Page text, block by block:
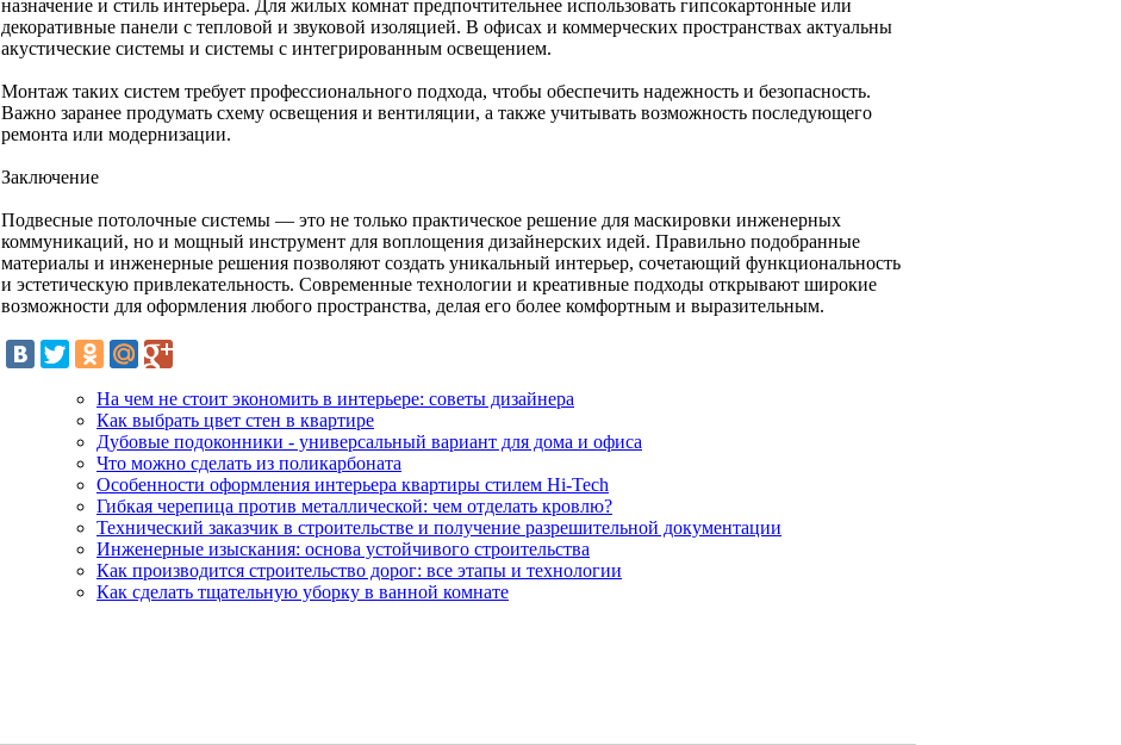
назначение и стиль интерьера. Для жилых комнат предпочтительнее использовать гипсокартонные или
декоративные панели с тепловой и звуковой изоляцией. В офисах и коммерческих пространствах актуальны
акустические системы и системы с интегрированным освещением.
Монтаж таких систем требует профессионального подхода, чтобы обеспечить надежность и безопасность.
Важно заранее продумать схему освещения и вентиляции, а также учитывать возможность последующего
ремонта или модернизации.
Заключение
Подвесные потолочные системы — это не только практическое решение для маскировки инженерных
коммуникаций, но и мощный инструмент для воплощения дизайнерских идей. Правильно подобранные
материалы и инженерные решения позволяют создать уникальный интерьер, сочетающий функциональность
и эстетическую привлекательность. Современные технологии и креативные подходы открывают широкие
возможности для оформления любого пространства, делая его более комфортным и выразительным.
На чем не стоит экономить в интерьере: советы дизайнера
Как выбрать цвет стен в квартире
Дубовые подоконники - универсальный вариант для дома и офиса
Что можно сделать из поликарбоната
Особенности оформления интерьера квартиры стилем Hi-Tech
Гибкая черепица против металлической: чем отделать кровлю?
Технический заказчик в строительстве и получение разрешительной документации
Инженерные изыскания: основа устойчивого строительства
Как производится строительство дорог: все этапы и технологии
Как сделать тщательную уборку в ванной комнате